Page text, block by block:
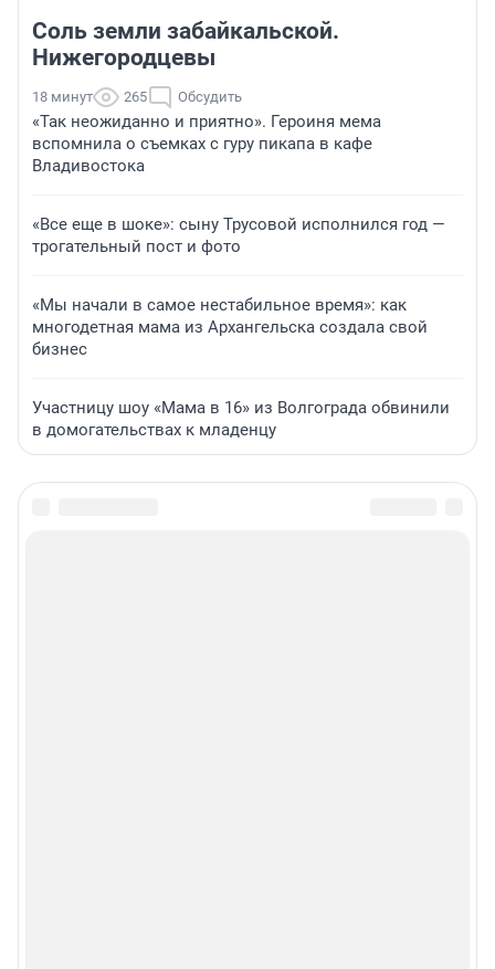
Соль земли забайкальской.
Нижегородцевы
18 минут 265 Обсудить
«Так неожиданно и приятно». Героиня мема
вспомнила о съемках с гуру пикапа в кафе
Владивостока
«Все еще в шоке»: сыну Трусовой исполнился год —
трогательный пост и фото
«Мы начали в самое нестабильное время»: как
многодетная мама из Архангельска создала свой
бизнес
Участницу шоу «Мама в 16» из Волгограда обвинили
в домогательствах к младенцу